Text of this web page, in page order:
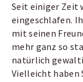
Seit einiger Zeit
eingeschlafen.
mit seinen
mehr ganz so
natürlich
Vielleicht haben